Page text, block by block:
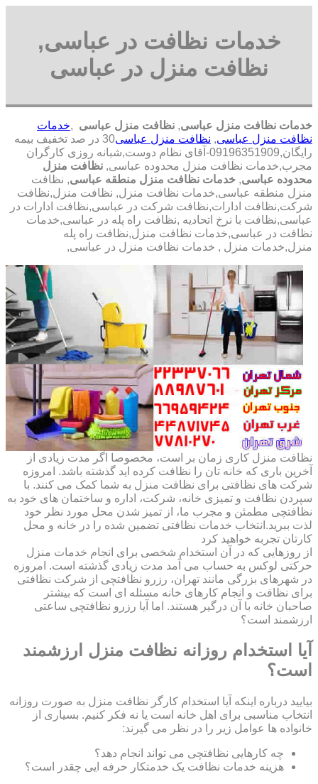
خدمات نظافت در عباسی,
نظافت منزل در عباسی
خدمات نظافت منزل عباسی, نظافت منزل عباسی ,خدمات
نظافت منزل عباسی, نظافت منزل عباسی
30 در صد تخفیف بیمه
رایگان,09196351909-آقای نظام دوست,شبانه روزی کارگران
مجرب,خدمات نظافت منزل محدوده عباسی, نظافت منزل
محدوده عباسی, خدمات نظافت منزل منطقه عباسی, نظافت
منزل منطقه عباسی,خدمات نظافت منزل, نظافت منزل,نظافت
شرکت,نظافت ادارات,نظافت شرکت در عباسی,نظافت ادارات در
عباسی,نظافت با نرخ اتحادیه ,نظافت راه پله در عباسی,خدمات
نظافت در عباسی,خدمات نظافت منزل,نظافت راه پله
منزل,خدمات منزل , خدمات نظافت منزل در عباسی,
نظافت منزل کاری زمان بر است، مخصوصا اگر مدت زیادی از
آخرین باری که خانه تان را نظافت کرده اید گذشته باشد. امروزه
شرکت های نظافتی برای نظافت منزل به شما کمک می کنند. با
سپردن نظافت و تمیزی خانه، شرکت، اداره و ساختمان های خود به
نظافتچی مطمئن و مجرب ما، از تمیز شدن محل مورد نظر خود
لذت ببرید.انتخاب خدمات نظافتی تضمین شده را در خانه و محل
کارتان تجربه خواهید کرد
از روزهایی که در آن استخدام شخصی برای انجام خدمات منزل
حرکتی لوکس به حساب می آمد مدت زیادی گذشته است. امروزه
در شهرهای بزرگی مانند تهران، رزرو نظافتچی از شرکت نظافتی
برای نظافت و انجام کارهای خانه مسئله ای است که بیشتر
صاحبان خانه با آن درگیر هستند. اما آیا رزرو نظافتچی ساعتی
ارزشمند است؟
آیا استخدام روزانه نظافت منزل ارزشمند
است؟
بیایید درباره اینکه آیا استخدام کارگر نظافت منزل به صورت روزانه
انتخاب مناسبی برای اهل خانه است یا نه فکر کنیم. بسیاری از
خانواده ها عوامل زیر را در نظر می گیرند:
چه کارهایی نظافتچی می تواند انجام دهد؟
هزینه خدمات نظافت یک خدمتکار حرفه ایی چقدر است؟